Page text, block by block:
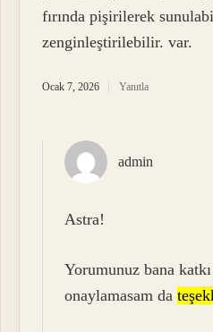
fırında pişirilerek
zenginleştirilebilir. var.
Ocak 7, 2026 Yanıtla
admin
Astra!
Yorumunuz bana
onaylamasam da